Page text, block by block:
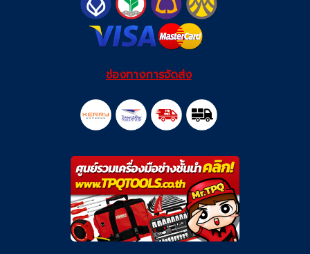
ช่องทางการจัดส่ง